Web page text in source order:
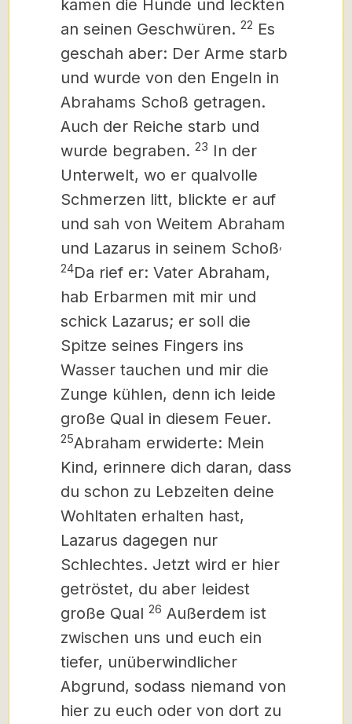
kamen die Hunde und leckten
an seinen Geschwüren. 22 Es
geschah aber: Der Arme starb
und wurde von den Engeln in
Abrahams Schoß getragen.
Auch der Reiche starb und
wurde begraben. 23 In der
Unterwelt, wo er qualvolle
Schmerzen litt, blickte er auf
und sah von Weitem Abraham
und Lazarus in seinem Schoß
24Da rief er: Vater Abraham,
hab Erbarmen mit mir und
schick Lazarus; er soll die
Spitze seines Fingers ins
Wasser tauchen und mir die
Zunge kühlen, denn ich leide
große Qual in diesem Feuer.
25Abraham erwiderte: Mein
Kind, erinnere dich daran, dass
du schon zu Lebzeiten deine
Wohltaten erhalten hast,
Lazarus dagegen nur
Schlechtes. Jetzt wird er hier
getröstet, du aber leidest
große Qual 26 Außerdem ist
zwischen uns und euch ein
tiefer, unüberwindlicher
Abgrund, sodass niemand von
hier zu euch oder von dort zu